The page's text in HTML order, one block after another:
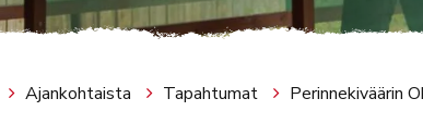
Ajankohtaista Tapahtumat Perinnekiväärin